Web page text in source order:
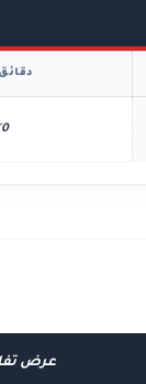
دقائق
0'
عرض